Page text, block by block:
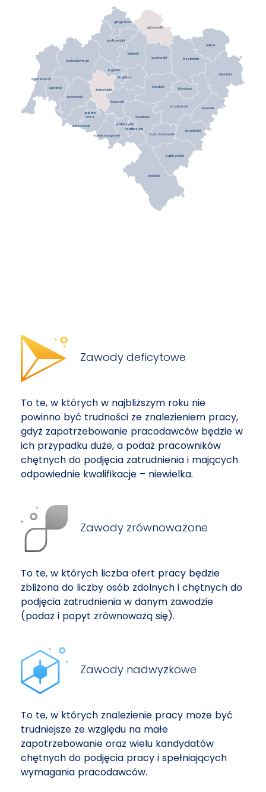
kłodzki
ząbkowicki
kamiennogórski
strzeliński
dzierżoniowski
wałbrzyski
świdnicki
karkonoski
Jelenia
Góra
wrocławski oławski
lwówecki
jaworski
zgorzelecki
lubański złotoryjski
średzki Wrocław
oleśnicki
legnicki
Legnica
bolesławiecki trzebnicki
wołowski
lubiński
polkowicki
milicki
górowski
głogowski
Wałbrzych
Zawody deficytowe
To te, w których w najbliższym roku nie
powinno być trudności ze znalezieniem pracy,
gdyż zapotrzebowanie pracodawców będzie w
ich przypadku duże, a podaż pracowników
chętnych do podjęcia zatrudnienia i mających
odpowiednie kwalifikacje – niewielka.
Zawody zrównoważone
To te, w których liczba ofert pracy będzie
zbliżona do liczby osób zdolnych i chętnych do
podjęcia zatrudnienia w danym zawodzie
(podaż i popyt zrównoważą się).
Zawody nadwyżkowe
To te, w których znalezienie pracy może być
trudniejsze ze względu na małe
zapotrzebowanie oraz wielu kandydatów
chętnych do podjęcia pracy i spełniających
wymagania pracodawców.